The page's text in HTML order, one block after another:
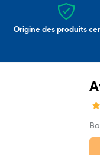
Origine des produits